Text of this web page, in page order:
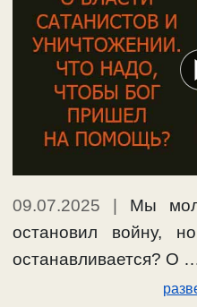
09.07.2025 | Мы
остановил войну,
останавливается? О